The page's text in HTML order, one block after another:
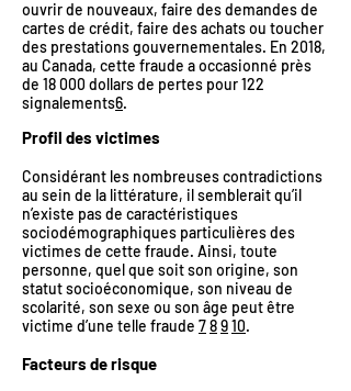
ouvrir de nouveaux, faire des demandes de
cartes de crédit, faire des achats ou toucher
des prestations gouvernementales. En 2018,
au Canada, cette fraude a occasionné près
de 18 000 dollars de pertes pour 122
signalements6.
Profil des victimes
Considérant les nombreuses contradictions
au sein de la littérature, il semblerait qu’il
n’existe pas de caractéristiques
sociodémographiques particulières des
victimes de cette fraude. Ainsi, toute
personne, quel que soit son origine, son
statut socioéconomique, son niveau de
scolarité, son sexe ou son âge peut être
victime d’une telle fraude 78910.
Facteurs de risque